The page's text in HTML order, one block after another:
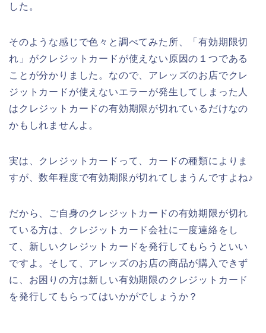
した。
そのような感じで色々と調べてみた所、「有効期限切
れ」がクレジットカードが使えない原因の１つである
ことが分かりました。なので、アレッズのお店でクレ
ジットカードが使えないエラーが発生してしまった人
はクレジットカードの有効期限が切れているだけなの
かもしれませんよ。
実は、クレジットカードって、カードの種類によりま
すが、数年程度で有効期限が切れてしまうんですよね♪
だから、ご自身のクレジットカードの有効期限が切れ
ている方は、クレジットカード会社に一度連絡をし
て、新しいクレジットカードを発行してもらうといい
ですよ。そして、アレッズのお店の商品が購入できず
に、お困りの方は新しい有効期限のクレジットカード
を発行してもらってはいかがでしょうか？